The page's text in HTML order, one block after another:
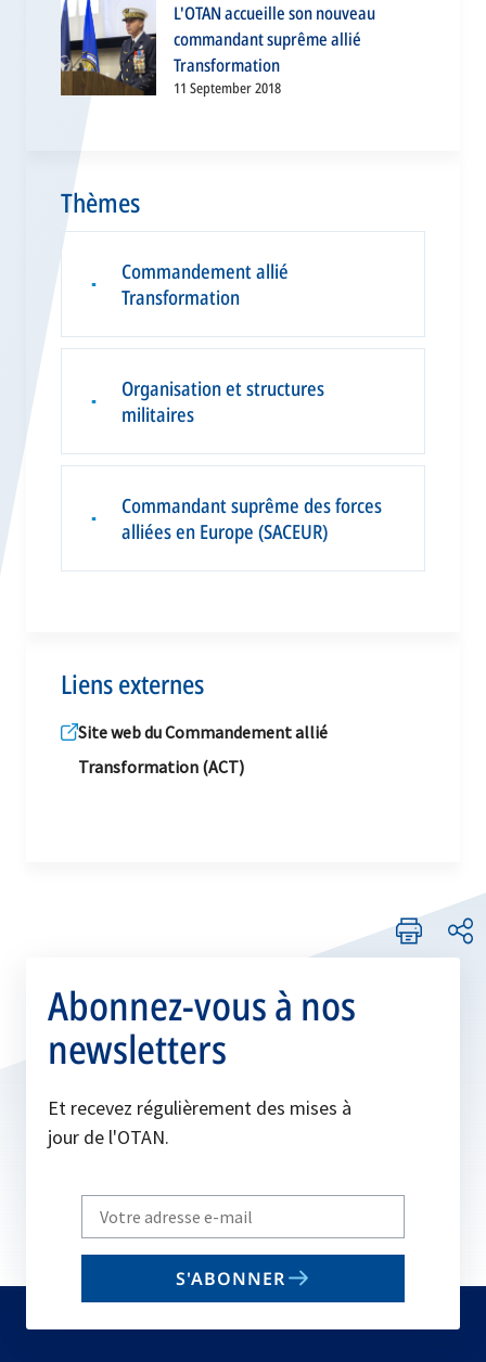
L'OTAN accueille son nouveau
commandant suprême allié
Transformation
11 September 2018
Thèmes
▪
Commandement allié
Transformation
▪
Organisation et structures
militaires
▪
Commandant suprême des forces
alliées en Europe (SACEUR)
Liens externes
Site web du Commandement allié
Transformation (ACT)
Abonnez-vous à nos
newsletters
Et recevez régulièrement des mises à
jour de l'OTAN.
Write
your
email
S'ABONNER